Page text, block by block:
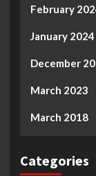
February
January 2024
December
March 2023
March 2018
Categories